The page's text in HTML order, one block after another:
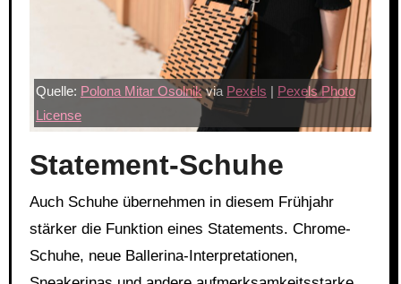
Quelle: Polona Mitar Osolnikvia Pexels | Pexels Photo
License
Statement-Schuhe
Auch Schuhe übernehmen in diesem Frühjahr
stärker die Funktion eines Statements. Chrome-
Schuhe, neue Ballerina-Interpretationen,